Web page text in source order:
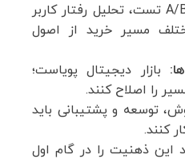
A/B تست، تحلیل رفتار کاربر
مسیر خرید از اصول
بازار دیجیتال پویاست؛
را اصلاح کنند.
توسعه و پشتیبانی باید
کنند.
این ذهنیت را در گام اول